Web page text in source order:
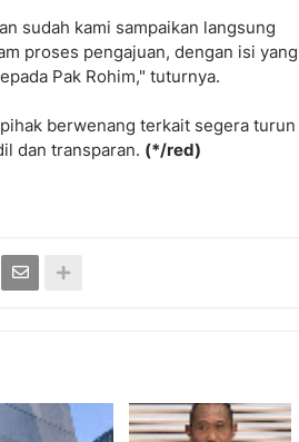
sudah kami sampaikan langsung
proses pengajuan, dengan isi yang
Pak Rohim," tuturnya.
berwenang terkait segera turun
dan transparan. (*/red)